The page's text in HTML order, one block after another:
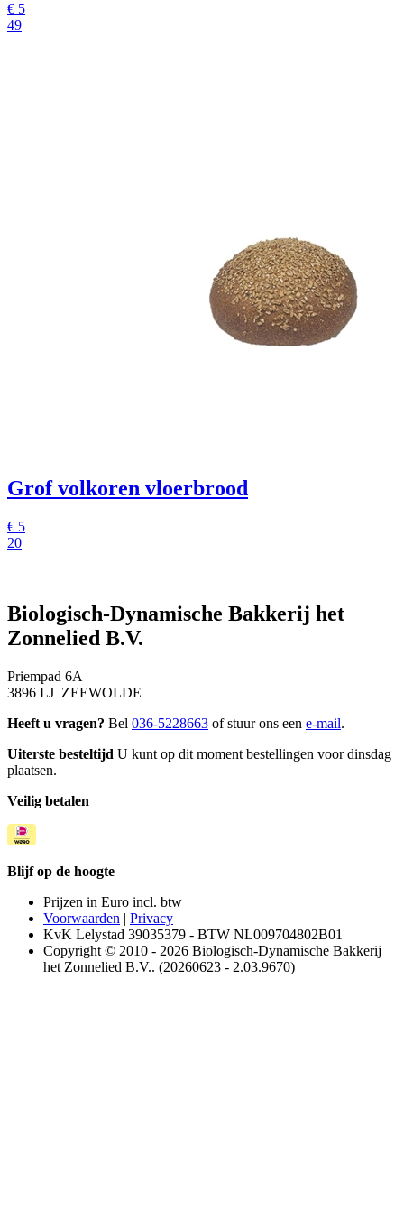
€ 5
49
Grof volkoren vloerbrood
€ 5
20
Biologisch-Dynamische Bakkerij het
Zonnelied B.V.
Priempad 6A
3896 LJ ZEEWOLDE
Heeft u vragen? Bel 036-5228663 of stuur ons een e-mail.
Uiterste besteltijd U kunt op dit moment bestellingen voor dinsdag
plaatsen.
Veilig betalen
Blijf op de hoogte
Prijzen in Euro incl. btw
Voorwaarden | Privacy
KvK Lelystad 39035379 - BTW NL009704802B01
Copyright © 2010 - 2026 Biologisch-Dynamische Bakkerij
het Zonnelied B.V.. (20260623 - 2.03.9670)